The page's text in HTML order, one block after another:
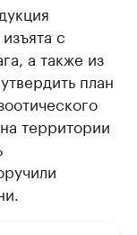
с
а также из
план
территории